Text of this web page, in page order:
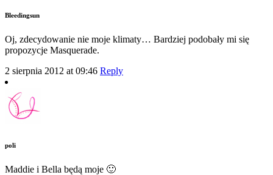
Bleedingsun
Oj, zdecydowanie nie moje klimaty… Bardziej podobały mi się
propozycje Masquerade.
2 sierpnia 2012 at 09:46 Reply
poli
Maddie i Bella będą moje 🙂